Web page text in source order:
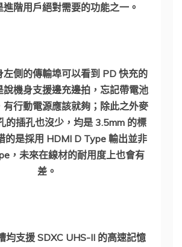
階用戶絕對需要的功能之一。
側的傳輸埠可以看到 PD 快充的
說機身支援邊充邊拍，忘記帶電池
有行動電源應該就夠；除此之外麥
的插孔也沒少，均是 3.5mm 的標
的是採用 HDMI D Type 輸出並非
，未來在線材的耐用度上也會有
差。
均支援 SDXC UHS-II 的高速記憶